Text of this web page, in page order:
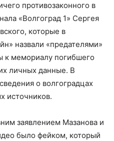
противозаконного в
«Волгоград 1» Сергея
которые в
назвали «предателями»
к мемориалу погибшего
личных данные. В
о волгоградцах
источников.
заявлением Мазанова и
было фейком, который